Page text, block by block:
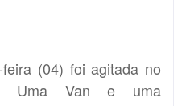
(04) foi agitada no
Uma Van e uma